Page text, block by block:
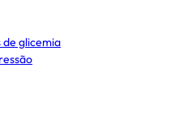
de glicemia